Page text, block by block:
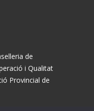
de
i Qualitat
Provincial de